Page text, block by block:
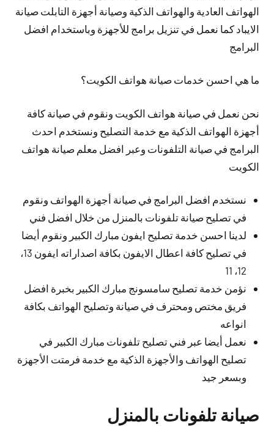
الهواتف العادية والهواتف الذكية وصيانة أجهزة التابلت صيانة
الايباد كما نعمل في تنزيل برامج للأجهزة وباستخدام افضل
البرامج
ما هي احسن خدمات صيانة هواتف الكويت؟
نحن نعمل في صيانة هواتف الكويت ونقوم في صيانة كافة
أجهزة الهواتف الذكية مع خدمة التصليح ونستخدم احدث
البرامج في صيانة التلفونات وعبر افضل معلم صيانة هواتف
الكويت
نستخدم افضل البرامج في صيانة أجهزة الهواتف ونقوم
في تصليح صيانة تلفونات بالمنزل من خلال افضل فني
لدينا احسن خدمة تصليح ايفون مبارك الكبير ونقوم أيضا
في تصليح كافة اعطال الايفون بكافة اصداراته ايفون 13،
12، 11
نؤمن خدمة تصليح سامسونج مبارك الكبير بخبرة افضل
فريق مختص ومحترف في صيانة وتصليح الهواتف بكافة
انواعه
نعمل أيضا عبر فني تصليح تلفونات مبارك الكبير في
تصليح الهواتف والأجهزة الذكية مع خدمة فرمتت الأجهزة
وبسعر جيد
صيانة تلفونات بالمنزل